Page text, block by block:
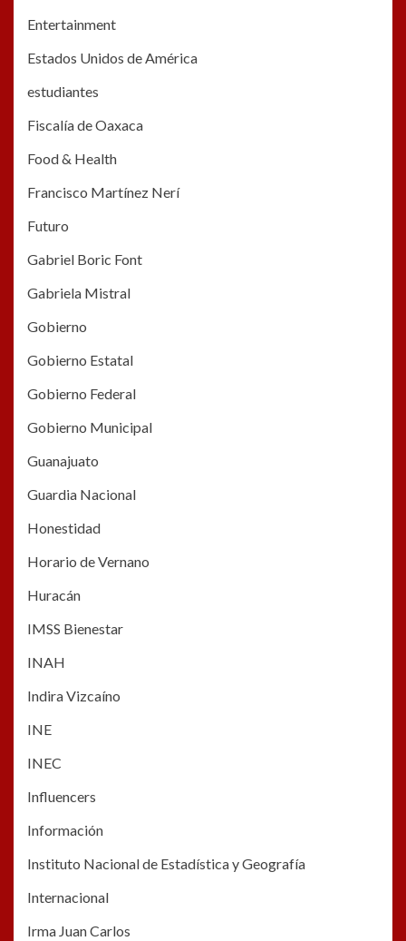
Entertainment
Estados Unidos de América
estudiantes
Fiscalía de Oaxaca
Food & Health
Francisco Martínez Nerí
Futuro
Gabriel Boric Font
Gabriela Mistral
Gobierno
Gobierno Estatal
Gobierno Federal
Gobierno Municipal
Guanajuato
Guardia Nacional
Honestidad
Horario de Vernano
Huracán
IMSS Bienestar
INAH
Indira Vizcaíno
INE
INEC
Influencers
Información
Instituto Nacional de Estadística y Geografía
Internacional
Irma Juan Carlos